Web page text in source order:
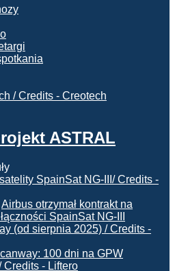
ASTRAL
Airbus otrzymał kontrakt na
SpainSat NG-III
100 dni na GPW